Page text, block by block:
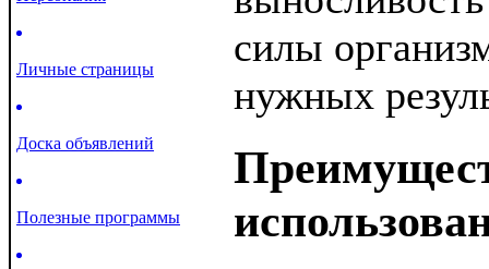
Личные страницы
Доска объявлений
Полезные программы
силы
нужных